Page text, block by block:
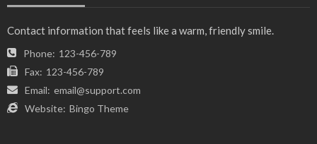
Contact information that feels like a warm, friendly smile.
Phone: 123-456-789
Fax: 123-456-789
Email: email@support.com
Website: Bingo Theme